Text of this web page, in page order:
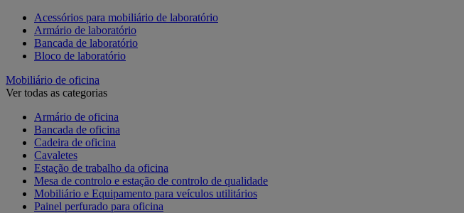
Acessórios para mobiliário de laboratório
Armário de laboratório
Bancada de laboratório
Bloco de laboratório
Mobiliário de oficina
Ver todas as categorias
Armário de oficina
Bancada de oficina
Cadeira de oficina
Cavaletes
Estação de trabalho da oficina
Mesa de controlo e estação de controlo de qualidade
Mobiliário e Equipamento para veículos utilitários
Painel perfurado para oficina